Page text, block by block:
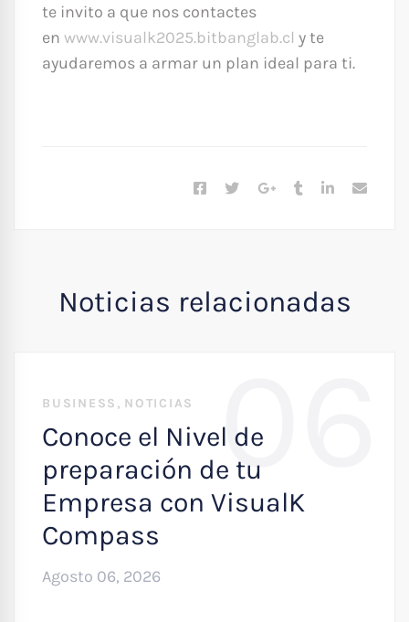
te invito a que nos contactes
en www.visualk2025.bitbanglab.cl y te
ayudaremos a armar un plan ideal para ti.
Noticias relacionadas
06
BUSINESS , NOTICIAS
Conoce el Nivel de
preparación de tu
Empresa con VisualK
Compass
Agosto 06, 2026